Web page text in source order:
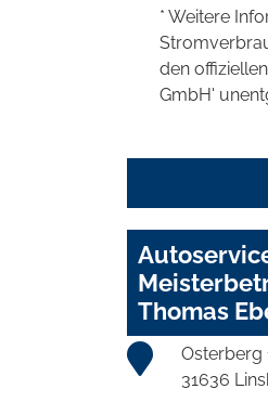
* Weitere
den
GmbH'
Thomas
Osterberg
31636